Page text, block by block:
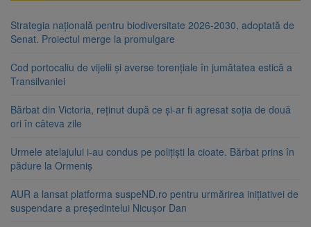
Strategia națională pentru biodiversitate 2026-2030, adoptată de
Senat. Proiectul merge la promulgare
Cod portocaliu de vijelii și averse torențiale în jumătatea estică a
Transilvaniei
Bărbat din Victoria, reținut după ce și-ar fi agresat soția de două
ori în câteva zile
Urmele atelajului i-au condus pe polițiști la cioate. Bărbat prins în
pădure la Ormeniș
AUR a lansat platforma suspeND.ro pentru urmărirea inițiativei de
suspendare a președintelui Nicușor Dan